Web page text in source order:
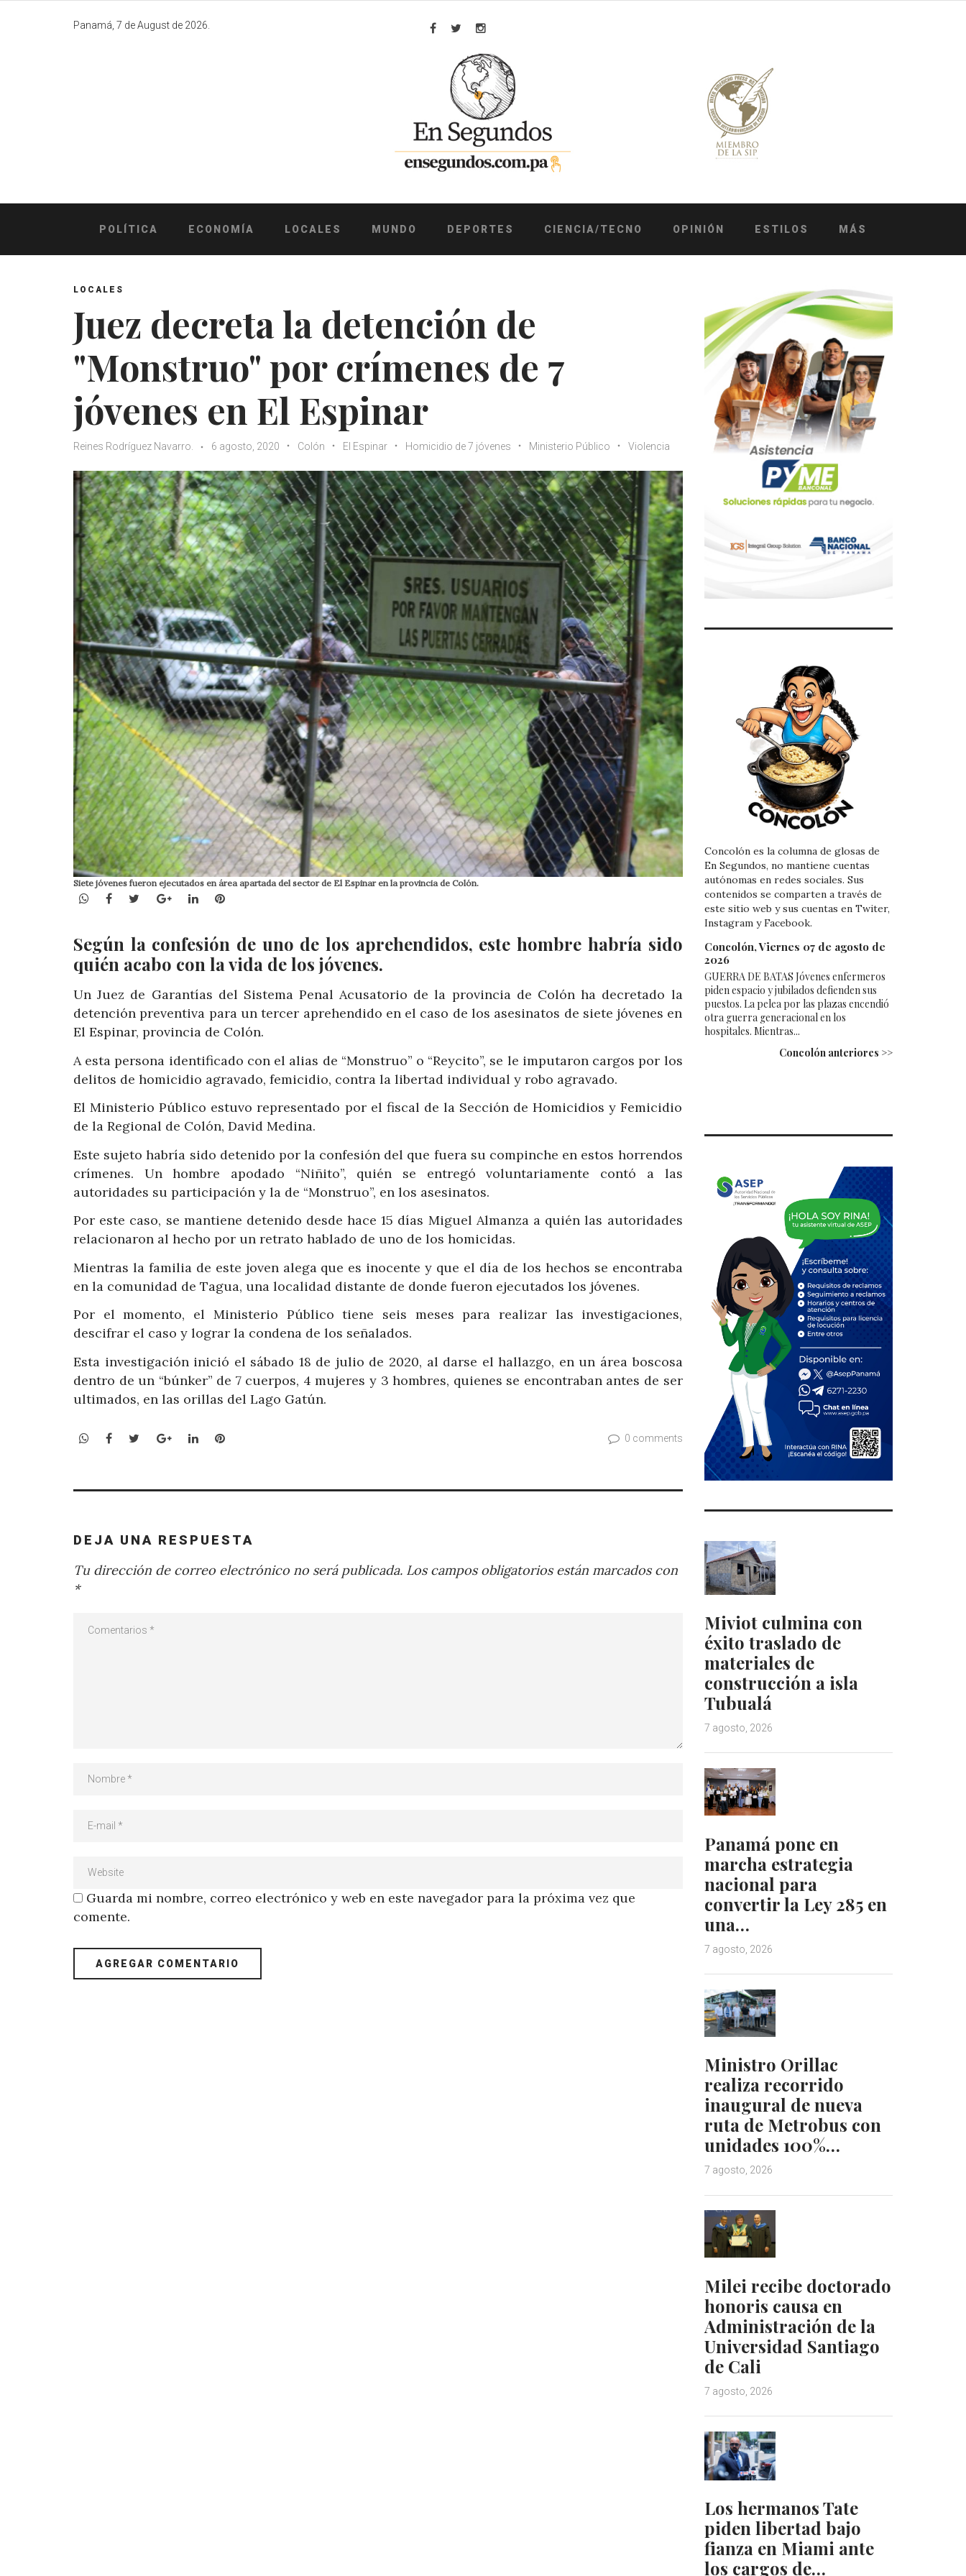
Panamá, 7 de August de 2026.
Facebook
TwitterInstagram
POLÍTICA ECONOMÍA LOCALES MUNDO DEPORTES CIENCIA/TECNO OPINIÓN ESTILOS MÁS
LOCALES
Juez decreta la detención de
"Monstruo" por crímenes de 7
jóvenes en El Espinar
Reines Rodríguez Navarro. 6 agosto, 2020 Colón El Espinar Homicidio de 7 jóvenes Ministerio Público Violencia
Siete jóvenes fueron ejecutados en área apartada del sector de El Espinar en la provincia de Colón.
WhatsApp
Facebook
TwitterGoogle+LinkedInPinterest
Según la confesión de uno de los aprehendidos, este hombre habría sido
quién acabo con la vida de los jóvenes.
Un Juez de Garantías del Sistema Penal Acusatorio de la provincia de Colón ha decretado la
detención preventiva para un tercer aprehendido en el caso de los asesinatos de siete jóvenes en
El Espinar, provincia de Colón.
A esta persona identificado con el alias de “Monstruo” o “Reycito”, se le imputaron cargos por los
delitos de homicidio agravado, femicidio, contra la libertad individual y robo agravado.
El Ministerio Público estuvo representado por el fiscal de la Sección de Homicidios y Femicidio
de la Regional de Colón, David Medina.
Este sujeto habría sido detenido por la confesión del que fuera su compinche en estos horrendos
crímenes. Un hombre apodado “Niñito”, quién se entregó voluntariamente contó a las
autoridades su participación y la de “Monstruo”, en los asesinatos.
Por este caso, se mantiene detenido desde hace 15 días Miguel Almanza a quién las autoridades
relacionaron al hecho por un retrato hablado de uno de los homicidas.
Mientras la familia de este joven alega que es inocente y que el día de los hechos se encontraba
en la comunidad de Tagua, una localidad distante de donde fueron ejecutados los jóvenes.
Por el momento, el Ministerio Público tiene seis meses para realizar las investigaciones,
descifrar el caso y lograr la condena de los señalados.
Esta investigación inició el sábado 18 de julio de 2020, al darse el hallazgo, en un área boscosa
dentro de un “búnker” de 7 cuerpos, 4 mujeres y 3 hombres, quienes se encontraban antes de ser
ultimados, en las orillas del Lago Gatún.
WhatsApp
Facebook
TwitterGoogle+LinkedInPinterest 0 comments
DEJA UNA RESPUESTA
Tu dirección de correo electrónico no será publicada. Los campos obligatorios están marcados con
*
Guarda mi nombre, correo electrónico y web en este navegador para la próxima vez que
comente.
Concolón es la columna de glosas de
En Segundos, no mantiene cuentas
autónomas en redes sociales. Sus
contenidos se comparten a través de
este sitio web y sus cuentas en Twiter,
Instagram y Facebook.
Concolón, Viernes 07 de agosto de
2026
GUERRA DE BATAS Jóvenes enfermeros
piden espacio y jubilados defienden sus
puestos. La pelea por las plazas encendió
otra guerra generacional en los
hospitales. Mientras...
Concolón anteriores >>
Miviot culmina con
éxito traslado de
materiales de
construcción a isla
Tubualá
7 agosto, 2026
Panamá pone en
marcha estrategia
nacional para
convertir la Ley 285 en
una…
7 agosto, 2026
Ministro Orillac
realiza recorrido
inaugural de nueva
ruta de Metrobus con
unidades 100%…
7 agosto, 2026
Milei recibe doctorado
honoris causa en
Administración de la
Universidad Santiago
de Cali
7 agosto, 2026
Los hermanos Tate
piden libertad bajo
fianza en Miami ante
los cargos de…